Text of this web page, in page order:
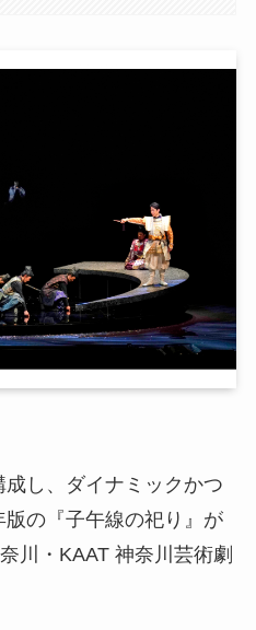
し、ダイナミックかつ
の『子午線の祀り』が
川・KAAT 神奈川芸術劇